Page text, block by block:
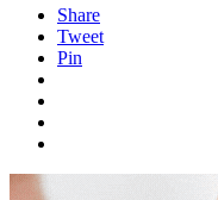
Share
Tweet
Pin